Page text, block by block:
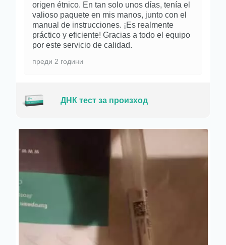
origen étnico. En tan solo unos días, tenía el
valioso paquete en mis manos, junto con el
manual de instrucciones. ¡Es realmente
práctico y eficiente! Gracias a todo el equipo
por este servicio de calidad.
преди 2 години
ДНК тест за произход